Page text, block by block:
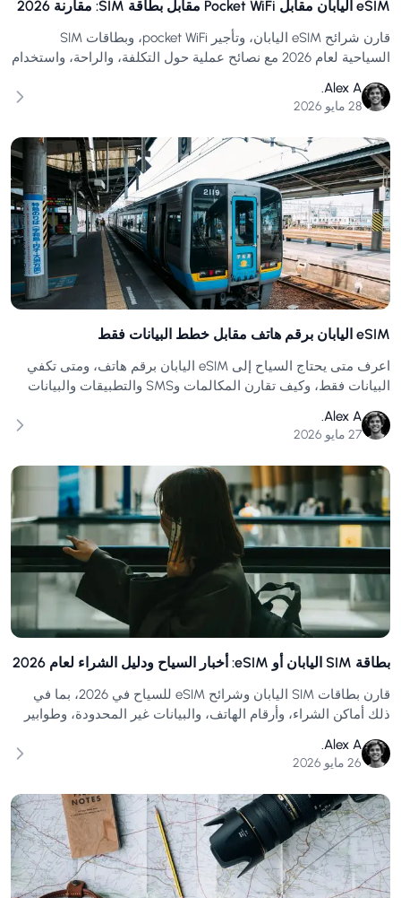
eSIM اليابان مقابل Pocket WiFi مقابل بطاقة SIM: مقارنة 2026
قارن شرائح eSIM اليابان، وتأجير pocket WiFi، وبطاقات SIM
السياحية لعام 2026 مع نصائح عملية حول التكلفة، والراحة، واستخدام
Alex A.
28 مايو 2026
eSIM اليابان برقم هاتف مقابل خطط البيانات فقط
اعرف متى يحتاج السياح إلى eSIM اليابان برقم هاتف، ومتى تكفي
البيانات فقط، وكيف تقارن المكالمات وSMS والتطبيقات والبيانات
Alex A.
27 مايو 2026
بطاقة SIM اليابان أو eSIM: أخبار السياح ودليل الشراء لعام 2026
قارن بطاقات SIM اليابان وشرائح eSIM للسياح في 2026، بما في
ذلك أماكن الشراء، وأرقام الهاتف، والبيانات غير المحدودة، وطوابير
Alex A.
26 مايو 2026